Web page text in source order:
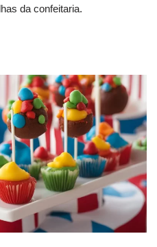
da confeitaria.